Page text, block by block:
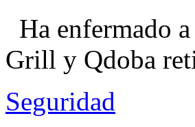
Ha enfermado
Grill y Qdoba
Seguridad